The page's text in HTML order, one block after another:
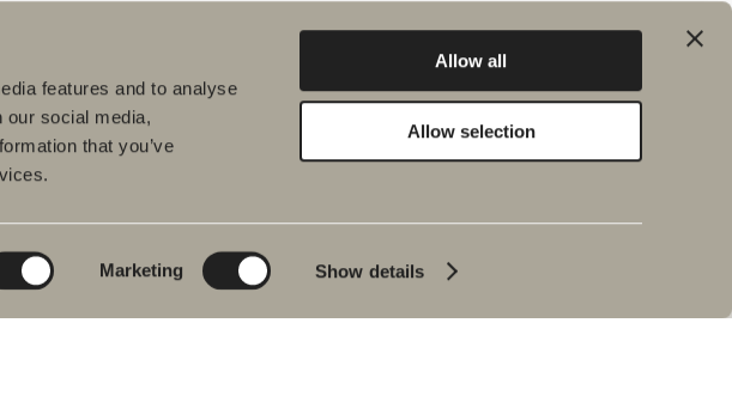
features and to analyse
our social media,
that you’ve
Marketing Show details
Allow all
Allow selection
Luo kylpyhuoneesi
Kylphuoneesi
Blueprint
Luo kylpyhuoneesi
Planet
Product
People
Kylpy&Huone
Lyijynmusta
Sisustusreportaasi